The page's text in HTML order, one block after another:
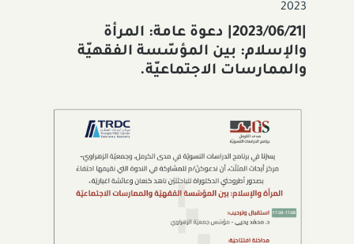
2023
|2023/06/21| دعوة عامة: المرأة
والإسلام: بين المؤسّسة الفقهيّة
والممارسات الاجتماعيّة.